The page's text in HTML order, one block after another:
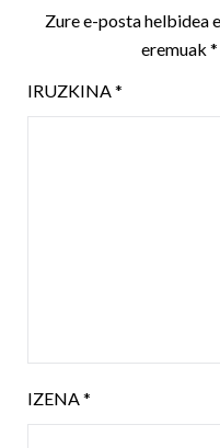
Zure e-posta helbidea
eremuak *
IRUZKINA*
IZENA*